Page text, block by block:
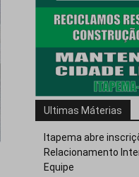
Ultimas Máterias
Itapema abre
Relacionamento
Equipe